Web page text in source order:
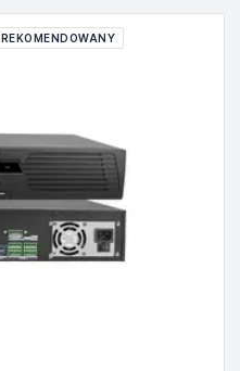
REKOMENDOWANY